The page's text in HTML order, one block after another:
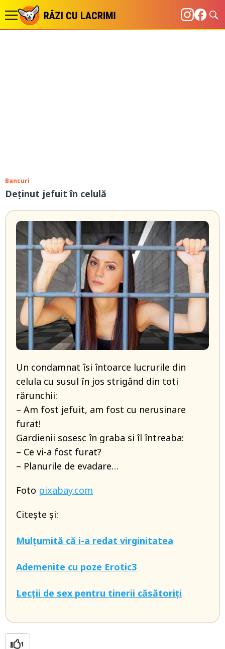
Bancuri
Deținut jefuit în celulă
Un condamnat îsi întoarce lucrurile din
celula cu susul în jos strigând din toti
rărunchii:
– Am fost jefuit, am fost cu nerusinare
furat!
Gardienii sosesc în graba si îl întreaba:
– Ce vi-a fost furat?
– Planurile de evadare…
Foto pixabay.com
Citește și:
Mulțumită că i-a redat virginitatea
Ademenite cu poze Erotic3
Lecții de sex pentru tinerii căsătoriți
1